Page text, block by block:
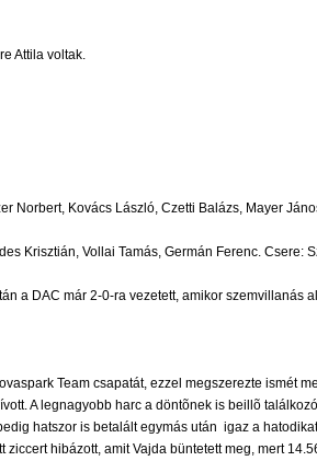
Attila voltak.
Norbert, Kovács László, Czetti Balázs, Mayer
Krisztián, Vollai Tamás, Germán Ferenc.
a DAC már 2-0-ra vezetett, amikor
Team csapatát, ezzel megszerezte ismét
A legnagyobb harc a döntõnek is beillõ
hatszor is betalált egymás után  igaz a
hibázott, amit Vajda büntetett meg, mert